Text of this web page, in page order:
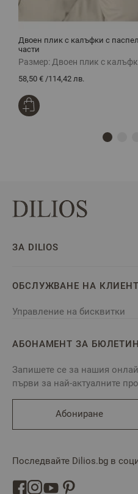
Двоен плик с калъфки с
части
Размер: Двоен плик с
58,50 € /114,42 лв.
ЗА DILIOS
ОБСЛУЖВАНЕ НА
Управление на бисквитки
АБОНАМЕНТ ЗА БЮЛЕТИН
Запишете се за нашия
първи за най-актуалните
Абониране
Последвайте Dilios.bg в